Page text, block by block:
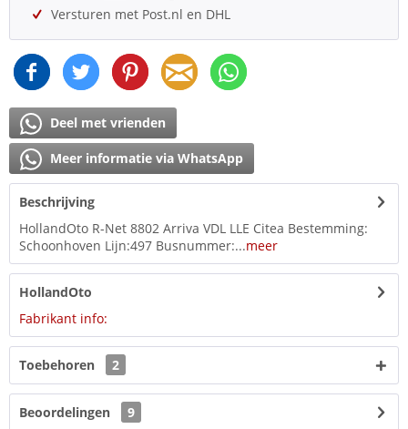
Versturen met Post.nl en DHL
Deel met vrienden
Meer informatie via WhatsApp
Beschrijving
HollandOto R-Net 8802 Arriva VDL LLE Citea Bestemming:
Schoonhoven Lijn:497 Busnummer:...meer
HollandOto
Fabrikant info:
Toebehoren 2
Beoordelingen
9